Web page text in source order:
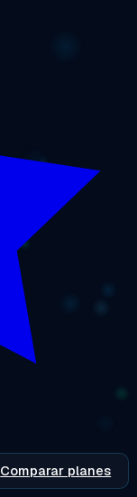
Comparar planes